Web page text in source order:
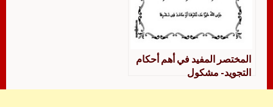
المختصر المفيد في أهم أحكام
التجويد- مشكول